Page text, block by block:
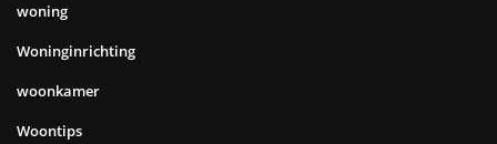
woning
Woninginrichting
woonkamer
Woontips